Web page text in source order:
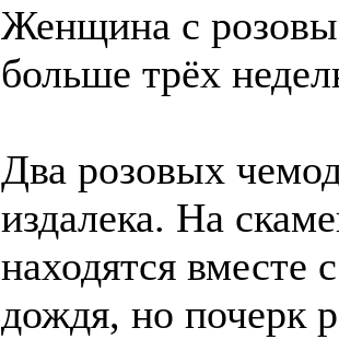
Женщина с
больше трёх
Два розовых
издалека. На
находятся вместе
дождя, но почерк